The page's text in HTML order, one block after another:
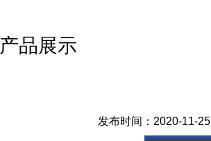
产品展示
发布时间：2020-11-25